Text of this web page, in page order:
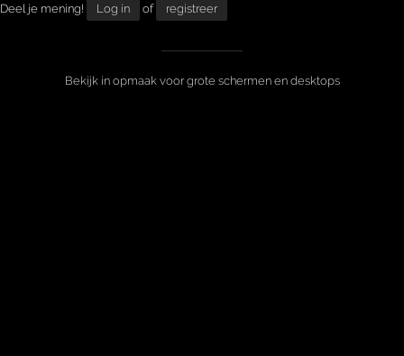
Deel je mening! Log in of registreer
Bekijk in opmaak voor grote schermen en desktops